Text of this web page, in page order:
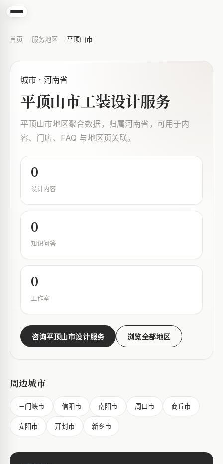
首页 服务地区 平顶山市
城市 · 河南省
平顶山市工装设计服务
平顶山市地区聚合数据，归属河南省，可用于内
容、门店、FAQ 与地区页关联。
0
设计内容
0
知识问答
0
工作室
咨询平顶山市设计服务 浏览全部地区
周边城市
三门峡市 信阳市 南阳市 周口市 商丘市
安阳市 开封市 新乡市